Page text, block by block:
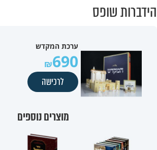
הידברות שופס
ערכת המקדש
690
לרכישה
מוצרים נוספים